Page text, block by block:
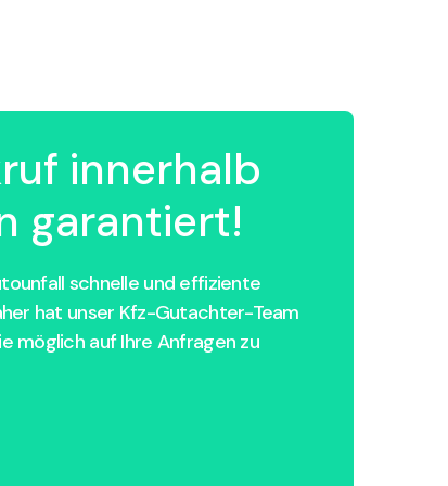
innerhalb
garantiert!
schnelle und effiziente
hat unser Kfz-Gutachter-Team
möglich auf Ihre Anfragen zu